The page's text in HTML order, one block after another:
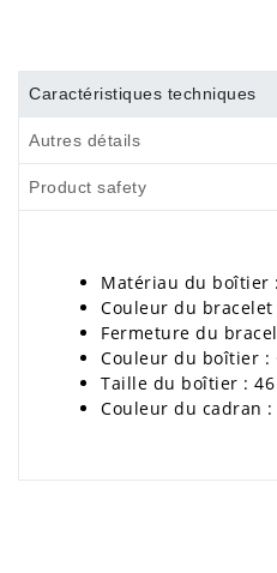
Caractéristiques techniques
Autres détails
Product safety
Matériau du boîtier
Couleur du
Fermeture du
Couleur du boîtier :
Taille du boîtier : 46
Couleur du cadran